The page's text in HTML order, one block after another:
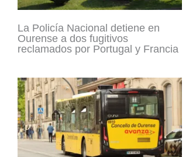
La Policía Nacional detiene en
Ourense a dos fugitivos
reclamados por Portugal y Francia